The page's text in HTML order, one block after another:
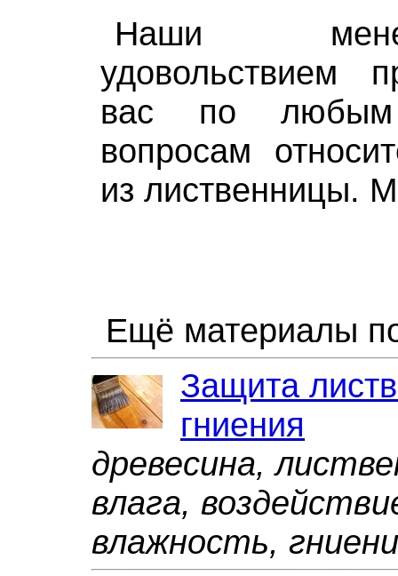
Наши
удовольствием
вас по любым
вопросам
из лиственницы.
Ещё материалы
Защита
гниения
древесина,
влага,
влажность,